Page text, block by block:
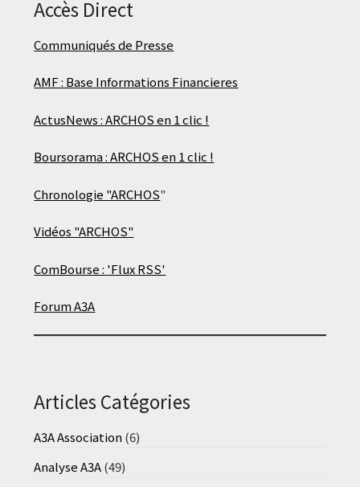
Accès Direct
Communiqués de Presse
AMF : Base Informations Financieres
ActusNews : ARCHOS en 1 clic !
Boursorama : ARCHOS en 1 clic !
Chronologie "ARCHOS"
Vidéos "ARCHOS"
ComBourse : 'Flux RSS'
Forum A3A
Articles Catégories
A3A Association (6)
Analyse A3A(49)